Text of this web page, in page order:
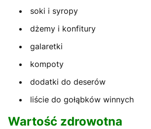
soki i syropy
dżemy i konfitury
galaretki
kompoty
dodatki do deserów
liście do gołąbków winnych
Wartość zdrowotna